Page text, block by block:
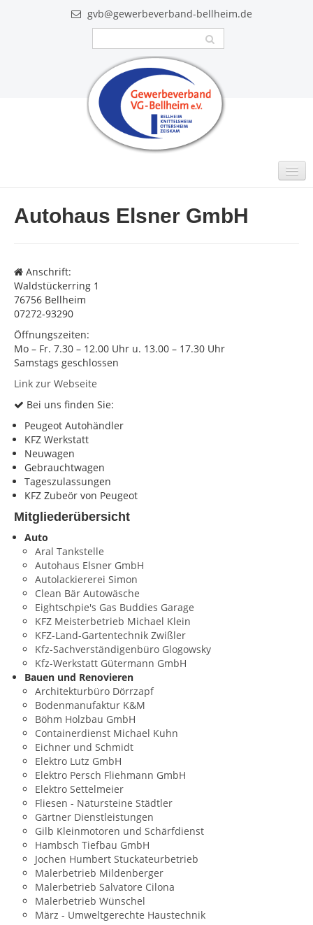
gvb@gewerbeverband-bellheim.de
MITGLIEDER
VIDEO
AKTUELLES
KONTAKT
Impressum
Datenschutz
Autohaus Elsner GmbH
Anschrift:
Waldstückerring 1
76756 Bellheim
07272-93290
Öffnungszeiten:
Mo – Fr. 7.30 – 12.00 Uhr u. 13.00 – 17.30 Uhr
Samstags geschlossen
Link zur Webseite
Bei uns finden Sie:
Peugeot Autohändler
KFZ Werkstatt
Neuwagen
Gebrauchtwagen
Tageszulassungen
KFZ Zubeör von Peugeot
Mitgliederübersicht
Auto
Aral Tankstelle
Autohaus Elsner GmbH
Autolackiererei Simon
Clean Bär Autowäsche
Eightschpie's Gas Buddies Garage
KFZ Meisterbetrieb Michael Klein
KFZ-Land-Gartentechnik Zwißler
Kfz-Sachverständigenbüro Glogowsky
Kfz-Werkstatt Gütermann GmbH
Bauen und Renovieren
Architekturbüro Dörrzapf
Bodenmanufaktur K&M
Böhm Holzbau GmbH
Containerdienst Michael Kuhn
Eichner und Schmidt
Elektro Lutz GmbH
Elektro Persch Fliehmann GmbH
Elektro Settelmeier
Fliesen - Natursteine Städtler
Gärtner Dienstleistungen
Gilb Kleinmotoren und Schärfdienst
Hambsch Tiefbau GmbH
Jochen Humbert Stuckateurbetrieb
Malerbetrieb Mildenberger
Malerbetrieb Salvatore Cilona
Malerbetrieb Wünschel
März - Umweltgerechte Haustechnik